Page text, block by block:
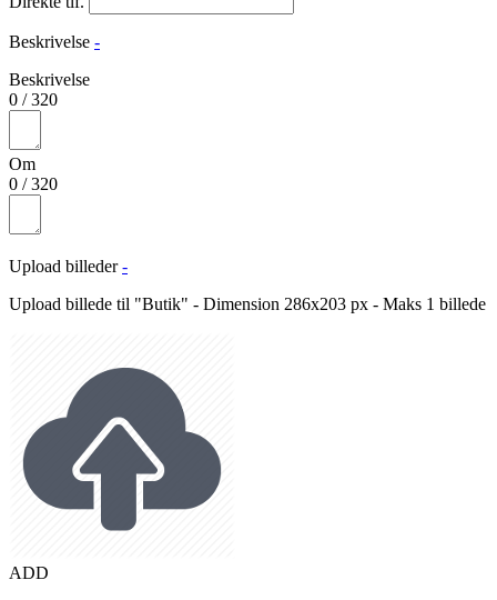
Beskrivelse -
Beskrivelse
0 /320
Om
0 /320
Upload billeder -
Upload billede til "Butik" - Dimension 286x203 px - Maks 1 billede
ADD